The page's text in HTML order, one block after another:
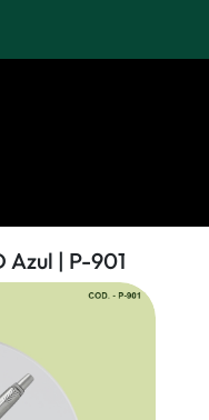
Parker Jotter Classic STD Azul | P-901